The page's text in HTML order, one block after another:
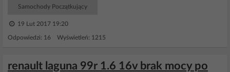
Samochody Początkujący
19 Lut 2017 19:20
Odpowiedzi: 16 Wyświetleń: 1215
renault laguna 99r 1.6 16v brak mocy po